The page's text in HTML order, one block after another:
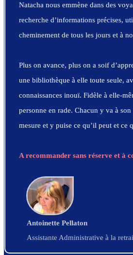
Natacha nous emmène dans des
recherche d’informations précises,
cheminement de tous les jours et à
Plus on avance, plus on a soif
une bibliothèque à elle toute seule,
connaissances inouï. Fidèle à elle-
personne en rade. Chacun y va à son
mesure et y puise ce qu’il peut et ce
A recommander sans réserve et à
Antoinette Pellaton
Assistante Administrative à la